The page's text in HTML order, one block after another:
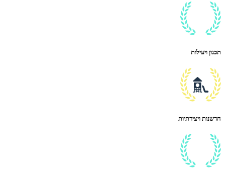
תכנון ויעילות
חדשנות ויצירתיות